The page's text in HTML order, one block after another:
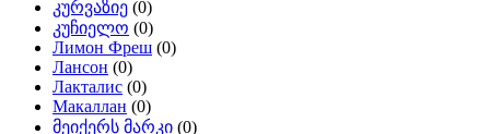
კურვაზიე (0)
კუჩიელო (0)
Лимон Фреш (0)
Лансон (0)
Лакталис (0)
Макаллан (0)
მეიქერს მარკი (0)